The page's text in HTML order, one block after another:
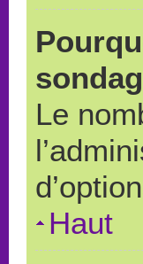
Le
Haut